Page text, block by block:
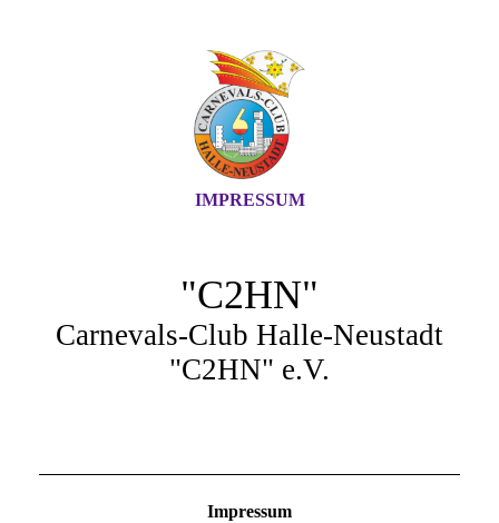
IMPRESSUM
"C2HN"
Carnevals-Club Halle-Neustadt
"C2HN" e.V.
Impressum